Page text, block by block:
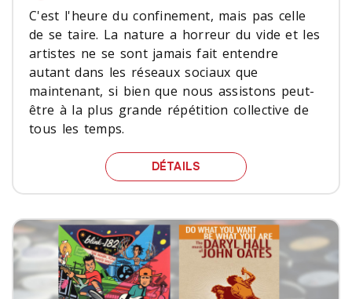
C'est l'heure du confinement, mais pas celle
de se taire. La nature a horreur du vide et les
artistes ne se sont jamais fait entendre
autant dans les réseaux sociaux que
maintenant, si bien que nous assistons peut-
être à la plus grande répétition collective de
tous les temps.
DÉTAILS L’HEURE DE LA GRANDE